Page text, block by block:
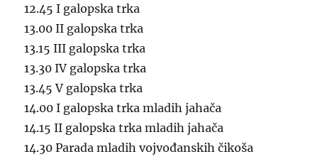
12.45 I galopska trka
13.00 II galopska trka
13.15 III galopska trka
13.30 IV galopska trka
13.45 V galopska trka
14.00 I galopska trka mladih jahača
14.15 II galopska trka mladih jahača
14.30 Parada mladih vojvođanskih čikoša